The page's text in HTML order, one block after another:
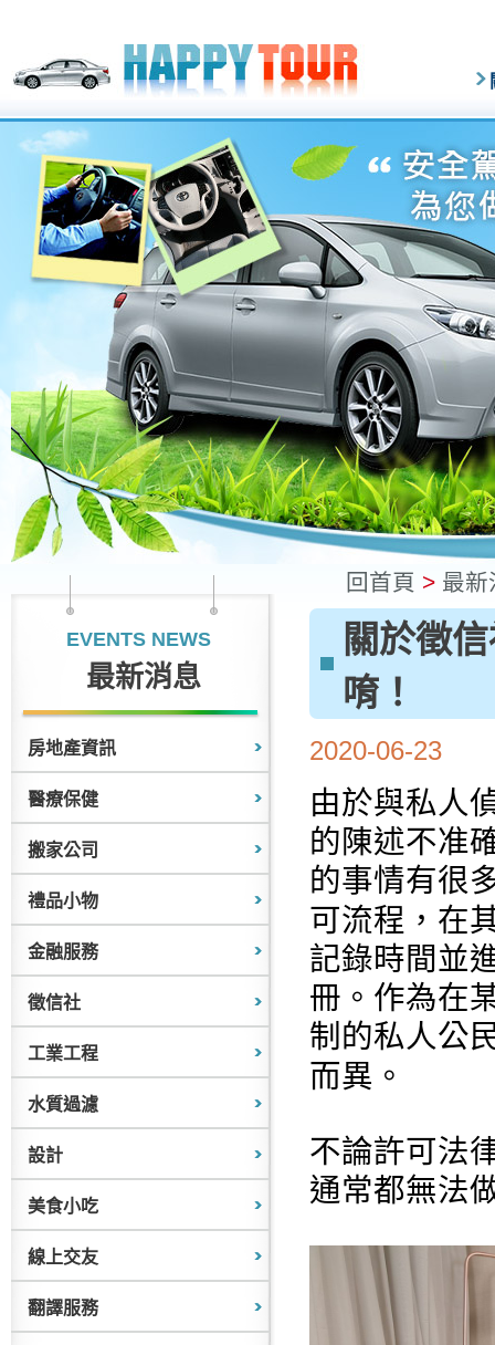
EVENTS NEWS
最新消息
房地產資訊
醫療保健
搬家公司
禮品小物
金融服務
徵信社
工業工程
水質過濾
設計
美食小吃
線上交友
翻譯服務
回首頁 > 最新
關於徵
唷！
2020-06-23
由於與私人
的陳述不准
的事情有很
可流程，在
記錄時間並
冊。作為在
制的私人公
而異。
不論許可法
通常都無法